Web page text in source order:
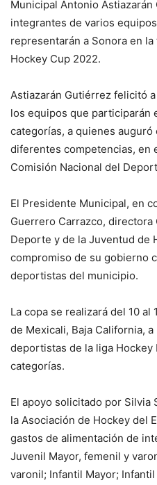
Municipal Antonio
integrantes de varios
representarán a Sonora en
Hockey Cup 2022.
Astiazarán Gutiérrez felicitó
los equipos que participarán
categorías, a quienes
diferentes competencias, en
Comisión Nacional del
El Presidente Municipal, en
Guerrero Carrazco,
Deporte y de la Juventud de
compromiso de su gobierno
deportistas del municipio.
La copa se realizará del 10
de Mexicali, Baja California,
deportistas de la liga
categorías.
El apoyo solicitado por Silvia
la Asociación de Hockey del
gastos de alimentación de
Juvenil Mayor, femenil y
varonil; Infantil Mayor;